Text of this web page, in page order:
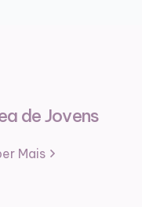
de Jovens
Mais